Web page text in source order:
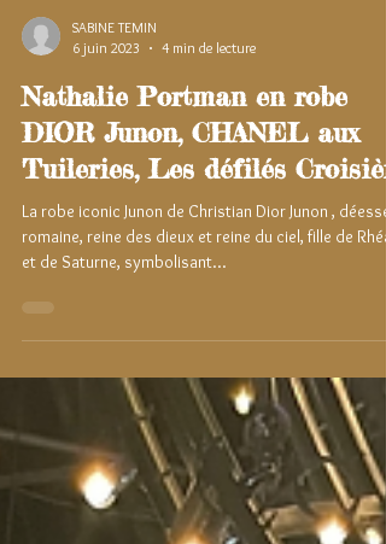
6 juin 2023
4 min de lecture
Nathalie Portman en robe
DIOR Junon, CHANEL aux
Tuileries, Les défilés
La robe iconic Junon de Christian Dior Junon , déesse
romaine, reine des dieux et reine du ciel, fille de Rhéa